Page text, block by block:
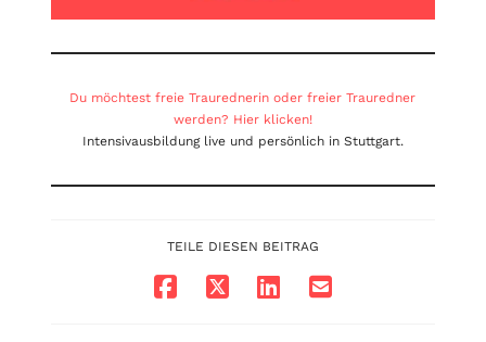
Du möchtest freie Traurednerin oder freier Trauredner
werden? Hier klicken!
Intensivausbildung live und persönlich in Stuttgart.
TEILE DIESEN BEITRAG